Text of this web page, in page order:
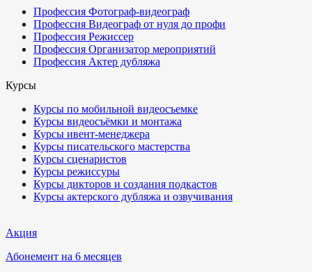
Профессия Фотограф-видеограф
Профессия Видеограф от нуля до профи
Профессия Режиссер
Профессия Организатор мероприятий
Профессия Актер дубляжа
Курсы
Курсы по мобильной видеосъемке
Курсы видеосъёмки и монтажа
Курсы ивент-менеджера
Курсы писательского мастерства
Курсы сценаристов
Курсы режиссуры
Курсы дикторов и создания подкастов
Курсы актерского дубляжа и озвучивания
Акция
Абонемент на 6 месяцев